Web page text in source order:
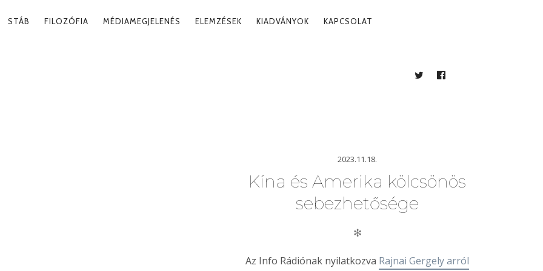
STÁB FILOZÓFIA MÉDIAMEGJELENÉS ELEMZÉSEK KIADVÁNYOK KAPCSOLAT
TWITTERFACEBOOK
2023.11.18.
Kína és Amerika kölcsönös
sebezhetősége
✻
Az Info Rádiónak nyilatkozva Rajnai Gergely arról